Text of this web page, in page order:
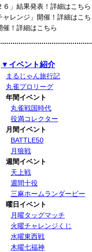
６」結果発表！詳細はこちら
ャレンジ」開催！詳細はこ
催！詳細はこちら
▼イベント紹介
まるじゃん旅行記
丸雀プロリーグ
年間イベント
丸雀戦国時代
役満コレクター
月間イベント
BATTLE50
月狼戦
週間イベント
天上戦
週間十役
三麻ホームランダービー
曜日イベント
月曜タッグマッチ
火曜チャレンジくじ
水曜東西戦
木曜七福神